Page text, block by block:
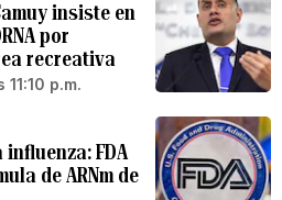
insiste en
por
recreativa
p.m.
FDA
de ARNm de